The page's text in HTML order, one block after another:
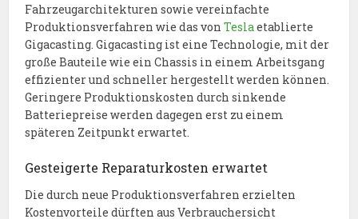
Fahrzeugarchitekturen sowie vereinfachte
Produktionsverfahren wie das vonTesla etablierte
Gigacasting. Gigacasting ist eine Technologie, mit der
große Bauteile wie ein Chassis in einem Arbeitsgang
effizienter und schneller hergestellt werden können.
Geringere Produktionskosten durch sinkende
Batteriepreise werden dagegen erst zu einem
späteren Zeitpunkt erwartet.
Gesteigerte Reparaturkosten erwartet
Die durch neue Produktionsverfahren erzielten
Kostenvorteile dürften aus Verbrauchersicht